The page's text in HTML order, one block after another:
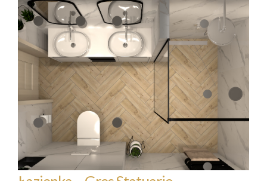
Łazienka – Gres Statuario
#Łazienka